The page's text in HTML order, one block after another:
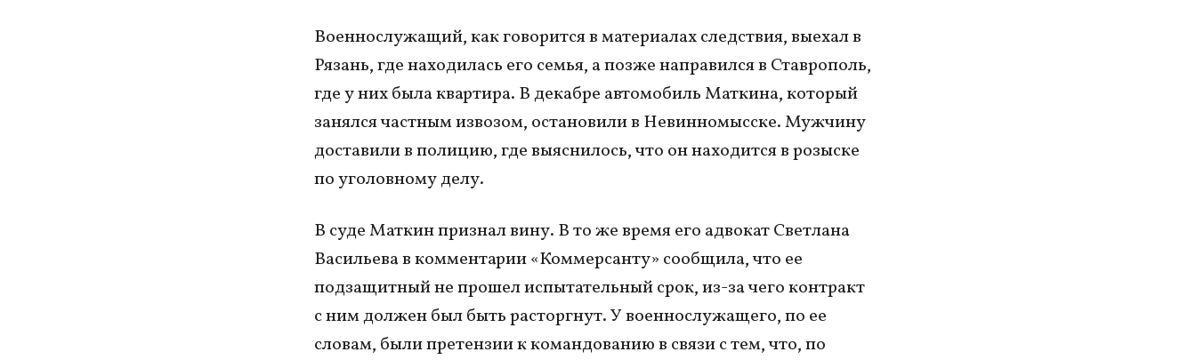
Военнослужащий, как говорится в материалах следствия, выехал в
Рязань, где находилась его семья, а позже направился в Ставрополь,
где у них была квартира. В декабре автомобиль Маткина, который
занялся частным извозом, остановили в Невинномысске. Мужчину
доставили в полицию, где выяснилось, что он находится в розыске
по уголовному делу.
В суде Маткин признал вину. В то же время его адвокат Светлана
Васильева в комментарии «Коммерсанту» сообщила, что ее
подзащитный не прошел испытательный срок, из-за чего контракт
с ним должен был быть расторгнут. У военнослужащего, по ее
словам, были претензии к командованию в связи с тем, что, по